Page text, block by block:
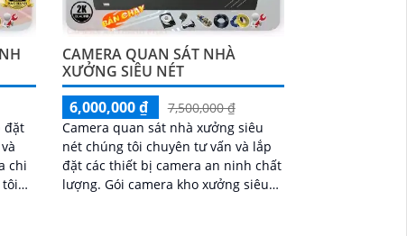
đặt
chi
CAMERA QUAN SÁT NHÀ
XƯỞNG SIÊU NÉT
6,000,000 ₫
7,500,000 ₫
Camera quan sát nhà xưởng siêu
nét chúng tôi chuyên tư vấn và lắp
đặt các thiết bị camera an ninh chất
lượng. Gói camera kho xưởng siêu